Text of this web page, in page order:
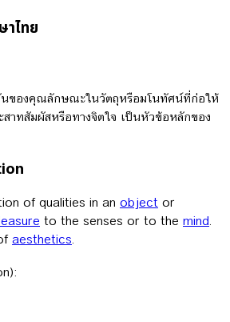
าไทย
ของคุณลักษณะในวัตถุหรือมโนทัศน์ที่ก่อให้
สาทสัมผัสหรือทางจิตใจ เป็นหัวข้อหลักของ
of qualities in an object or
to the senses or to the mind.
aesthetics.